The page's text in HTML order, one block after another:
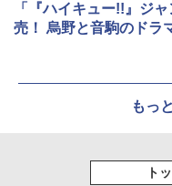
「『ハイキュー!!』ジ
売！ 烏野と音駒のドラ
もっ
ト